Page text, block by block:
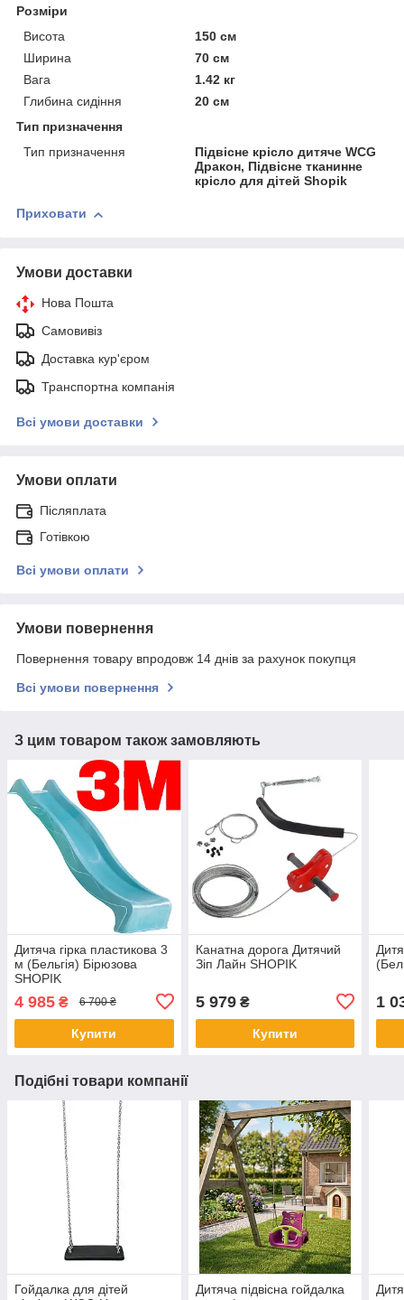
Розміри
Висота
150 см
Ширина
70 см
Вага
1.42 кг
Глибина сидіння
20 см
Тип призначення
Тип призначення
Підвісне крісло дитяче WCG
Дракон, Підвісне тканинне
крісло для дітей Shopik
Приховати
Умови доставки
Нова Пошта
Самовивіз
Доставка кур'єром
Транспортна компанія
Всі умови доставки
Умови оплати
Післяплата
Готівкою
Всі умови оплати
Умови повернення
Повернення товару впродовж 14 днів за рахунок покупця
Всі умови повернення
З цим товаром також замовляють
Дитяча гірка пластикова 3
м (Бельгія) Бірюзова
SHOPIK
4 985 ₴ 6 700 ₴
Купити
Канатна дорога Дитячий
Зіп Лайн SHOPIK
5 979₴
Купити
1
Подібні товари компанії
Гойдалка для дітей
Дитяча підвісна гойдалка